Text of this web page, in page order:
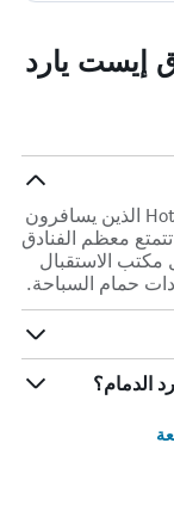
إيست يارد
نعم. غالبً ما يبحث مستخدمو HotelsCombined الذين يسافرون
معظم الفنادق
الاستقبال
حمام السباحة.
الدمام؟